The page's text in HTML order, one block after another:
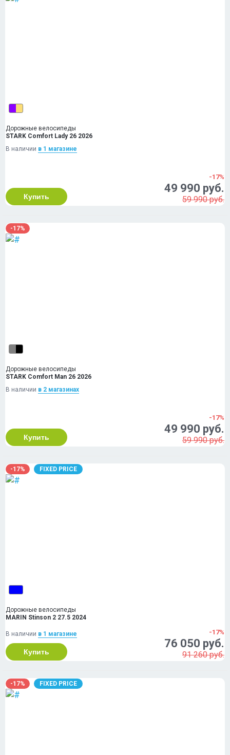
Дорожные велосипеды
STARK Comfort Lady 26 2026
В наличии в 1 магазинe
Купить
-17%
49 990 руб.
59 990 руб.
-17%
Дорожные велосипеды
STARK Comfort Man 26 2026
В наличии в 2 магазинах
Купить
-17%
49 990 руб.
59 990 руб.
-17% FIXED PRICE
Дорожные велосипеды
MARIN Stinson 2 27.5 2024
В наличии в 1 магазинe
Купить
-17%
76 050 руб.
91 260 руб.
-17% FIXED PRICE